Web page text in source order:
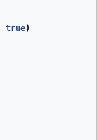
true)